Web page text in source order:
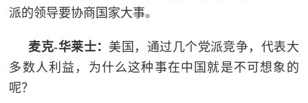
派的领导要协商国家大事。
麦克-华莱士： 美国，通过几个党派竞争，代表大
多数人利益，为什么这种事在中国就是不可想象的
呢？